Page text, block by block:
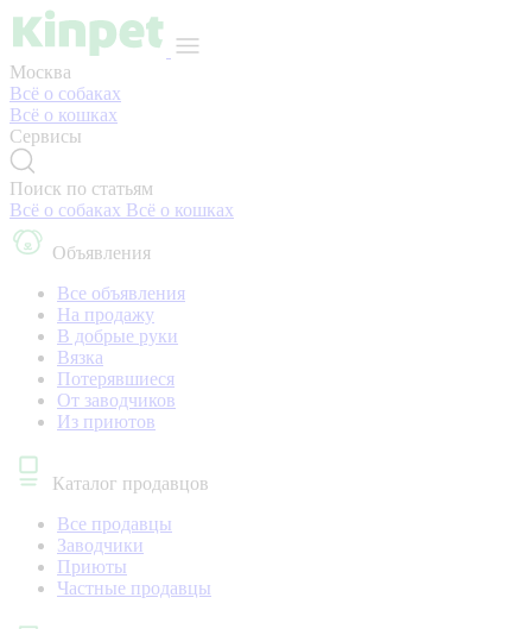
Москва
Всё о собаках
Всё о кошках
Сервисы
Поиск по статьям
Всё о собаках Всё о кошках
Объявления
Все объявления
На продажу
В добрые руки
Вязка
Потерявшиеся
От заводчиков
Из приютов
Каталог продавцов
Все продавцы
Заводчики
Приюты
Частные продавцы